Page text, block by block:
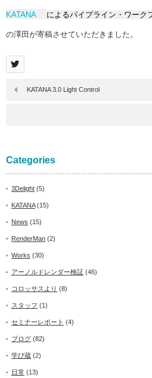
KATANA によるパイプライン・ワーク
の澤田が寄稿させていただきました。
KATANA 3.0 Light Control
Categories
3Delight (5)
KATANA(15)
News (15)
RenderMan (2)
Works (30)
アーノルドレンダー検証 (46)
コロッサスより (8)
スタッフ (1)
セミナーレポート (4)
ブログ (82)
学び蔵 (2)
日常 (13)